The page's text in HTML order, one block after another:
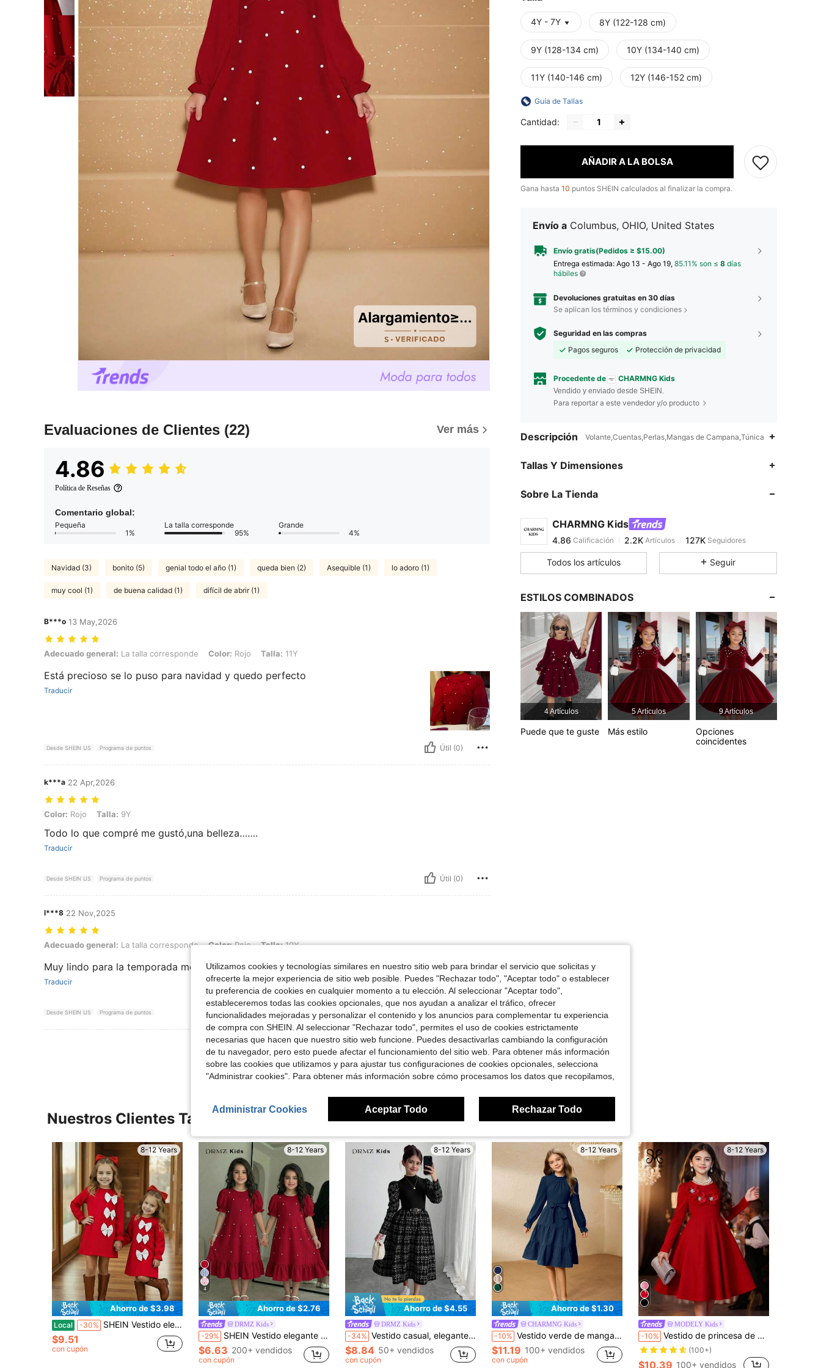
Evaluaciones de Clientes (22) Ver más
4.86
Política de Reseñas
Comentario global:
Pequeña
1%
La talla corresponde
95%
Grande
4%
Navidad (3) bonito (5) genial todo el año (1) queda bien (2) Asequible (1) lo adoro (1)
muy cool (1) de buena calidad (1) difícil de abrir (1)
B***o 13 May,2026
Adecuado general: La talla corresponde, Color: Rojo, Talla: 11Y
Adecuado general: La talla corresponde Color: Rojo Talla: 11Y
Está precioso se lo puso para navidad y quedo perfecto
Traducir
Desde SHEIN US Programa de puntos Útil (0)
k***a 22 Apr,2026
Color: Rojo, Talla: 9Y
Color: Rojo Talla: 9Y
Todo lo que compré me gustó,una belleza…….
Traducir
Desde SHEIN US Programa de puntos Útil (0)
l***8 22 Nov,2025
Adecuado general: La talla corresponde, Color: Rojo, Talla: 10Y
Adecuado general: La talla corresponde Color:Rojo Talla:10Y
Muy lindo para la temporada me encantó
Traducir
Desde SHEIN US Programa de puntos Útil (0)
Ver Más Reseñas
4Y - 7Y 8Y (122-128 cm)
9Y (128-134 cm) 10Y (134-140 cm)
11Y (140-146 cm) 12Y (146-152 cm)
Guía de Tallas
Cantidad:
AÑADIR A LA BOLSA
Gana hasta 10 puntos SHEIN calculados al finalizar la compra.
Envío a Columbus, OHIO, United States
Envío gratis(Pedidos ≥ $15.00)
Entrega estimada: Ago 13 - Ago 19, 85.11% son ≤ 8 días
hábiles
Devoluciones gratuitas en 30 días
Se aplican los términos y condiciones
Seguridad en las compras
Pagos seguros
Protección de privacidad
Procedente de CHARMNG Kids
Vendido y enviado desde SHEIN.
Para reportar a este vendedor y/o producto
Descripción Volante,Cuentas,Perlas,Mangas de Campana,Túnica
Tallas Y Dimensiones
Sobre La Tienda
CHARMNG Kids
4.86
4.86 2.2KArtículos
m***npagó Hace 1 día
4.86 127K
4.86 2.2K
4.86 2.2K 127K
4.86 2.2K 127K
4.86 2.2K
Todos los artículos Seguir
ESTILOS COMBINADOS
4 Artículos
Puede que te guste
5 Artículos
Más estilo
9 Artículos
Opciones
coincidentes
Nuestros Clientes También Vieron
8-12 Years
Ahorro de $3.98
Local -30% SHEIN Vestido elegante de manga larga con lazo rojo y blanco para niña preadolescente, vestido de línea A con lazo grande para fiesta de otoño, atuendo festivo lindo, ropa para hermanas
$9.51
con cupón
8-12 Years
4
Ahorro de $2.76
DRMZ Kids
-29% SHEIN Vestido elegante para niña preadolescente con mangas abullonadas y cuentas de perlas rojas y blancas, vestido de corte con cuello redondo y dobladillo con volantes tejido para otoño, para fiesta, boda y Día de San Valentín
$6.63 200+ vendidos
con cupón
8-12 Years
Ahorro de $4.55
DRMZ Kids
-34% Vestido casual, elegante y urbano para niñas preadolescentes con cuello Mao, mangas gigot y drapeado, vestido de fiesta de manga larga, vestido de calle informal, negro
$8.84 50+ vendidos
con cupón
8-12 Years
Ahorro de $1.30
CHARMNG Kids
-10% Vestido verde de manga larga para niñas en Navidad, ropa casual y versátil para niños, uso diario para niñas preadolescentes, otoño/invierno
$11.19 100+ vendidos
con cupón
8-12 Years
MODELY Kids
-10% Vestido de princesa de manga larga con costillas, estilo francés, con flores 3D, elegante y lindo para Navidad
(100+)
$10.39 100+ vendidos
Utilizamos cookies y tecnologías similares en nuestro sitio web para brindar el servicio que solicitas y
ofrecerte la mejor experiencia de sitio web posible. Puedes "Rechazar todo", "Aceptar todo" o establecer
tu preferencia de cookies en cualquier momento a tu elección. Al seleccionar "Aceptar todo",
estableceremos todas las cookies opcionales, que nos ayudan a analizar el tráfico, ofrecer
funcionalidades mejoradas y personalizar el contenido y los anuncios para complementar tu experiencia
de compra con SHEIN. Al seleccionar "Rechazar todo", permites el uso de cookies estrictamente
necesarias que hacen que nuestro sitio web funcione. Puedes desactivarlas cambiando la configuración
de tu navegador, pero esto puede afectar el funcionamiento del sitio web. Para obtener más información
sobre las cookies que utilizamos y para ajustar tus configuraciones de cookies opcionales, selecciona
"Administrar cookies". Para obtener más información sobre cómo procesamos los datos que recopilamos,
Administrar Cookies Aceptar Todo Rechazar Todo